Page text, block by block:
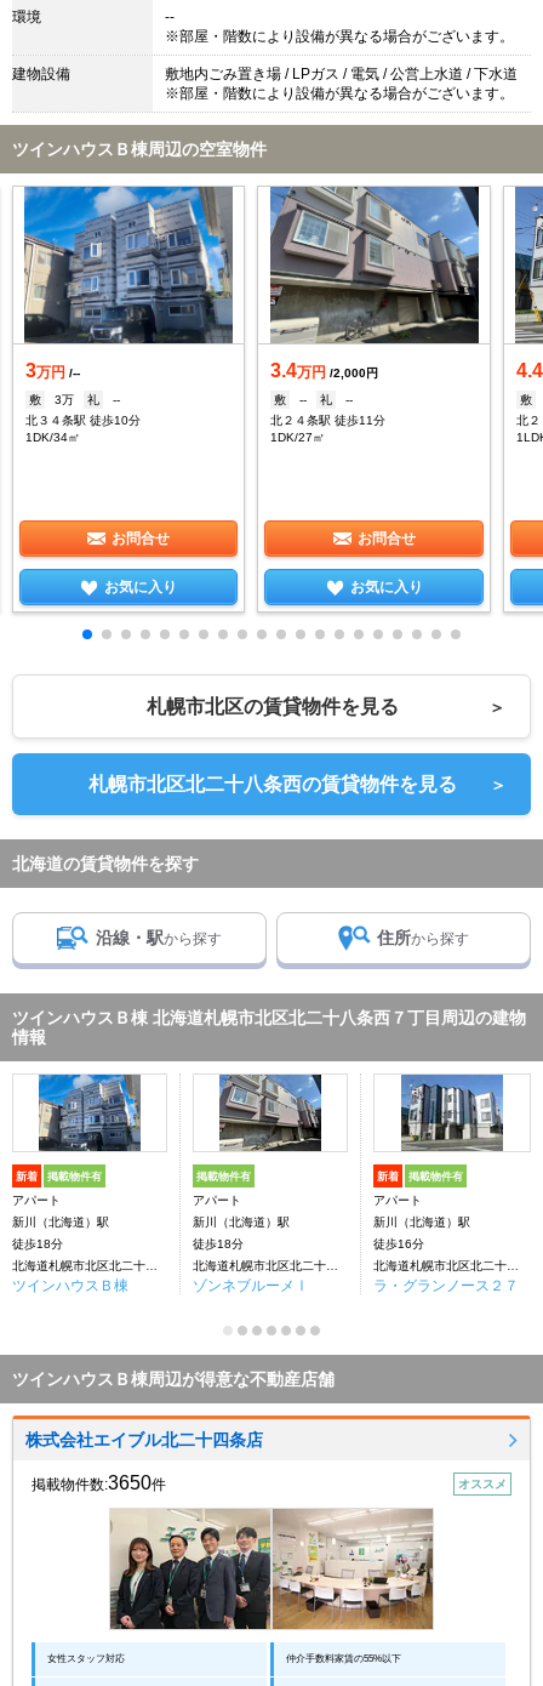
環境
--
※部屋・階数により設備が異なる場合がございます。
建物設備
敷地内ごみ置き場 / LPガス / 電気 / 公営上水道 / 下水道
※部屋・階数により設備が異なる場合がございます。
ツインハウスＢ棟周辺の空室物件
3万円 /--
敷
3万 礼
--
北３４条駅 徒歩10分
1DK/34㎡
お問合せ
お気に入り
3.4万円 /2,000円
敷
-- 礼
--
北２４条駅 徒歩11分
1DK/27㎡
お問合せ
お気に入り
4.4
敷
北
札幌市北区の賃貸物件を見る ＞
札幌市北区北二十八条西の賃貸物件を見る ＞
北海道の賃貸物件を探す
沿線・駅から探す 住所から探す
ツインハウスＢ棟 北海道札幌市北区北二十八条西７丁目周辺の建物
情報
新着 掲載物件有
アパート
新川（北海道）駅
徒歩18分
ツインハウスＢ棟
掲載物件有
アパート
新川（北海道）駅
徒歩18分
ゾンネブルーメⅠ
新着 掲載物件有
アパート
新川（北海道）駅
徒歩16分
ラ・グランノース２７
ツインハウスＢ棟周辺が得意な不動産店舗
株式会社エイブル北二十四条店
掲載物件数:3650件 オススメ
女性スタッフ対応 仲介手数料家賃の55%以下